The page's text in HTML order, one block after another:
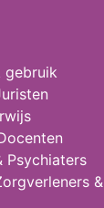
gebruik
Psychiaters
&